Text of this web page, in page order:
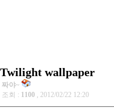
Twilight wallpaper
짜야~
조회 : 1100 , 2012/02/22 12:20